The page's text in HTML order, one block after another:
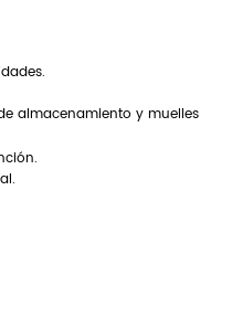
almacenamiento y muelles